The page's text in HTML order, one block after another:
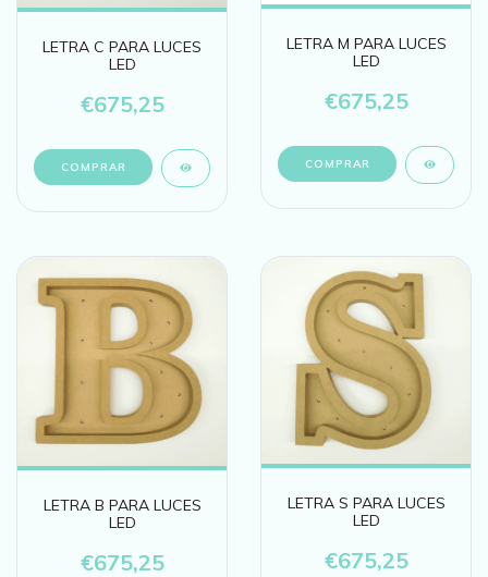
LETRA C PARA LUCES
LED
€675,25
LETRA M PARA LUCES
LED
€675,25
LETRA B PARA LUCES
LED
€675,25
LETRA S PARA LUCES
LED
€675,25